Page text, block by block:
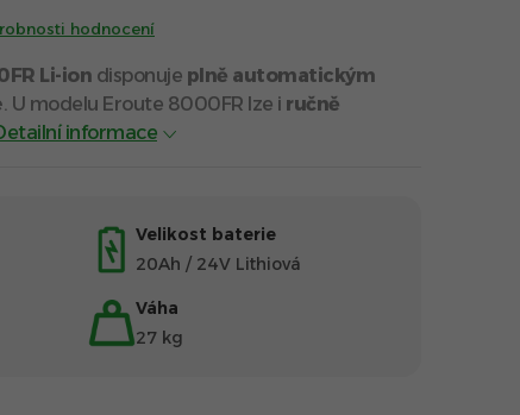
hodnocení
Li-ion disponuje plně automatickým
. U modelu Eroute 8000FR lze i ručně
informace
Velikost baterie
20Ah / 24V Lithiová
Váha
27 kg